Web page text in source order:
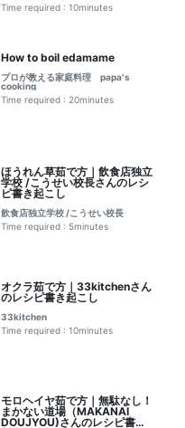
Time required : 10minutes
How to boil edamame
プロが教える家庭料理 papa′s
cooking
Time required : 20minutes
ほうれん草茹で方｜飲食店独立
学校 /こうせい校長さんのレシ
ピ書き起こし
飲食店独立学校 /こうせい校長
Time required : 5minutes
オクラ茹で方｜33kitchenさん
のレシピ書き起こし
33kitchen
Time required : 10minutes
モロヘイヤ茹で方｜無駄なし！
まかない道場（MAKANAI
DOUJYOU)さんのレシピ書き